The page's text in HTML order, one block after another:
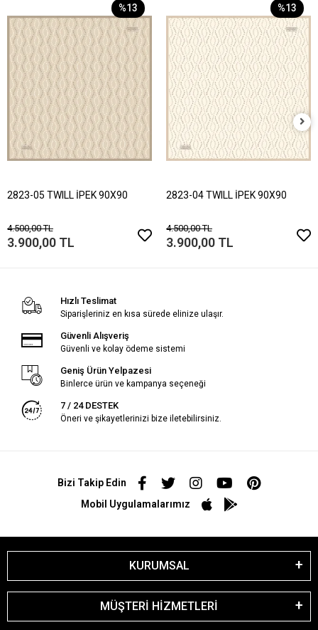
%13
2823-05 TWILL İPEK 90X90
4.500,00 TL
3.900,00 TL
%13
2823-04 TWILL İPEK 90X90
4.500,00 TL
3.900,00 TL
Hızlı Teslimat
Siparişleriniz en kısa sürede elinize ulaşır.
Güvenli Alışveriş
Güvenli ve kolay ödeme sistemi
Geniş Ürün Yelpazesi
Binlerce ürün ve kampanya seçeneği
7 / 24 DESTEK
Öneri ve şikayetlerinizi bize iletebilirsiniz.
Bizi Takip Edin
Mobil Uygulamalarımız
KURUMSAL
MÜŞTERİ HİZMETLERİ